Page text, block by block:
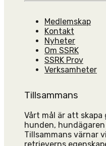
Medlemskap
Kontakt
Nyheter
Om SSRK
SSRK Prov
Verksamheter
Tillsammans
Vårt mål är att
hunden,
Tillsammans värnar